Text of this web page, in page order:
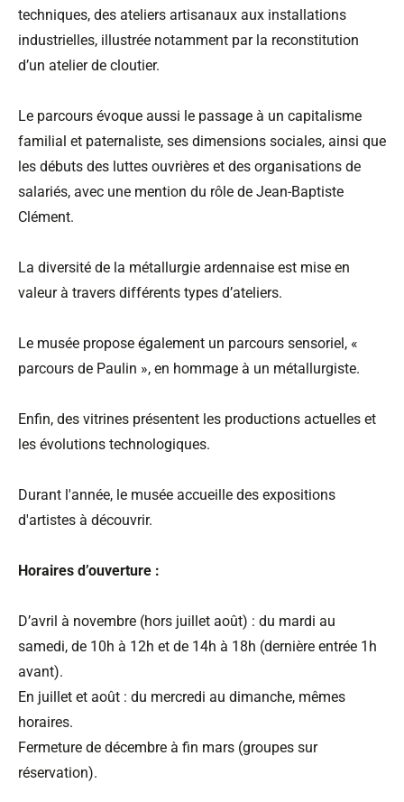
techniques, des ateliers artisanaux aux installations
industrielles, illustrée notamment par la reconstitution
d’un atelier de cloutier.
Le parcours évoque aussi le passage à un capitalisme
familial et paternaliste, ses dimensions sociales, ainsi que
les débuts des luttes ouvrières et des organisations de
salariés, avec une mention du rôle de Jean-Baptiste
Clément.
La diversité de la métallurgie ardennaise est mise en
valeur à travers différents types d’ateliers.
Le musée propose également un parcours sensoriel, «
parcours de Paulin », en hommage à un métallurgiste.
Enfin, des vitrines présentent les productions actuelles et
les évolutions technologiques.
Durant l'année, le musée accueille des expositions
d'artistes à découvrir.
Horaires d’ouverture :
D’avril à novembre (hors juillet août) : du mardi au
samedi, de 10h à 12h et de 14h à 18h (dernière entrée 1h
avant).
En juillet et août : du mercredi au dimanche, mêmes
horaires.
Fermeture de décembre à fin mars (groupes sur
réservation).